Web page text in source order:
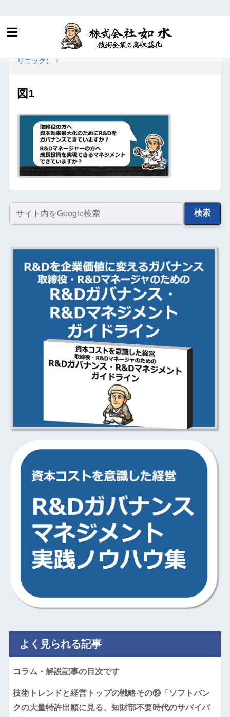
R&D・知財マネジメントに関する当社サービス
R&Dガバナンス・マネジメント診断サービス（研究開発ク
リニック）
図1
検索
よく見られる記事
コラム・解説記事の目次です
技術トレンドと経営トップの戦略その⑲「ソフトバン
クの大量特許出願に見る、知財部不要時代のサバイバ